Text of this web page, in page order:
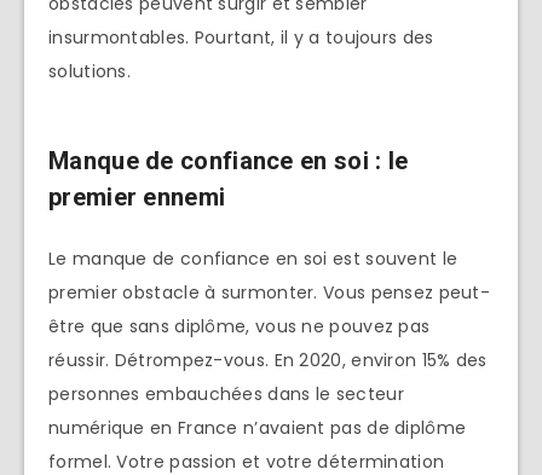
insurmontables. Pourtant, il y a toujours des
solutions.
Manque de confiance en soi : le
premier ennemi
Le manque de confiance en soi est souvent le
premier obstacle à surmonter. Vous pensez peut-
être que sans diplôme, vous ne pouvez pas
réussir. Détrompez-vous. En 2020, environ 15% des
personnes embauchées dans le secteur
numérique en France n’avaient pas de diplôme
formel. Votre passion et votre détermination